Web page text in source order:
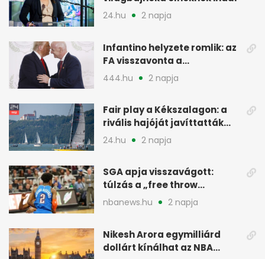
24.hu 2 napja
Infantino helyzete romlik: az
FA visszavonta a
támogatását, jöhet a
444.hu 2 napja
Fair play a Kékszalagon: a
rivális hajóját javíttatták
meg
24.hu 2 napja
SGA apja visszavágott:
túlzás a „free throw
merchant” címke?
nbanews.hu 2 napja
Nikesh Arora egymilliárd
dollárt kínálhat az NBA